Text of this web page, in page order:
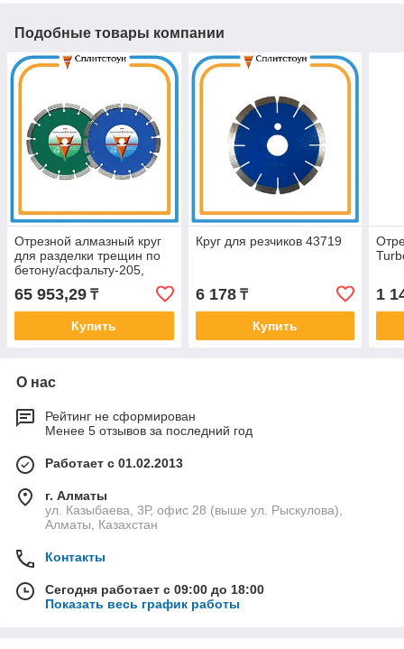
Подобные товары компании
Отрезной алмазный круг
для разделки трещин по
бетону/асфальту-205,
серия Premium
65 953,29 ₸
Купить
Круг для резчиков 43719
6 178₸
Купить
1
О нас
Рейтинг не сформирован
Менее 5 отзывов за последний год
Работает с 01.02.2013
г. Алматы
ул. Казыбаева, 3Р, офис 28 (выше ул. Рыскулова),
Алматы, Казахстан
Контакты
Сегодня работает с 09:00 до 18:00
Показать весь график работы